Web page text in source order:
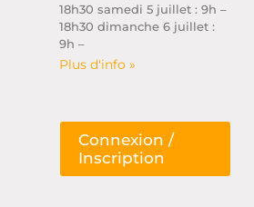
18h30 samedi 5 juillet : 9h –
18h30 dimanche 6 juillet :
9h –
Plus d'info »
Connexion /
Inscription